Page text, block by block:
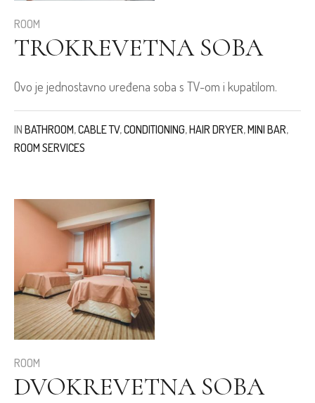
ROOM
TROKREVETNA SOBA
Ovo je jednostavno uređena soba s TV-om i kupatilom.
IN BATHROOM,CABLE TV,CONDITIONING,HAIR DRYER,MINI BAR,
ROOM SERVICES
ROOM
DVOKREVETNA SOBA